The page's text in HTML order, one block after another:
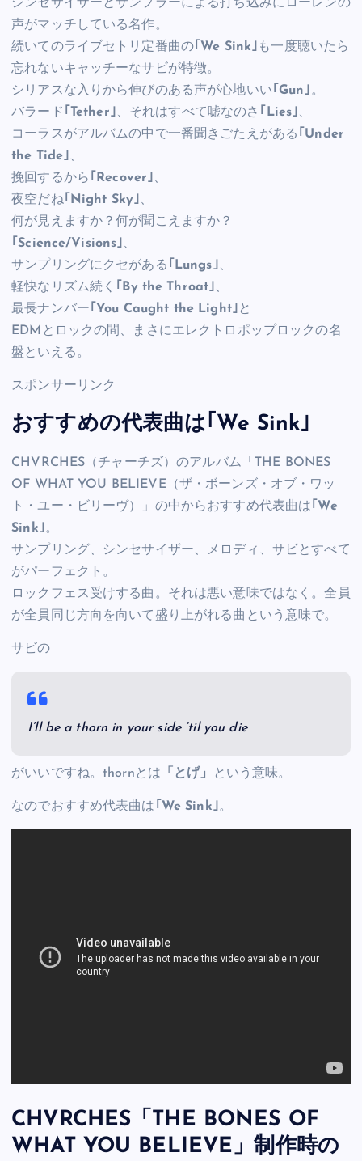
シンセサイザーとサンプラーによる打ち込みにローレンの
声がマッチしている名作。
続いてのライブセトリ定番曲の｢We Sink｣ も一度聴いたら
忘れないキャッチーなサビが特徴。
シリアスな入りから伸びのある声が心地いい｢Gun｣ 。
バラード ｢Tether｣ 、それはすべて嘘なのさ ｢Lies｣ 、
コーラスがアルバムの中で一番聞きごたえがある ｢Under
the Tide｣ 、
挽回するから ｢Recover｣ 、
夜空だね｢Night Sky｣ 、
何が見えますか？何が聞こえますか？
｢Science/Visions｣ 、
サンプリングにクセがある ｢Lungs｣ 、
軽快なリズム続く ｢By the Throat｣ 、
最長ナンバー｢You Caught the Light｣ と
EDMとロックの間、まさにエレクトロポップロックの名
盤といえる。
スポンサーリンク
おすすめの代表曲は｢We Sink｣
CHVRCHES（チャーチズ）のアルバム「THE BONES
OF WHAT YOU BELIEVE（ザ・ボーンズ・オブ・ワッ
ト・ユー・ビリーヴ）」の中からおすすめ代表曲は｢We
Sink｣ 。
サンプリング、シンセサイザー、メロディ、サビとすべて
がパーフェクト。
ロックフェス受けする曲。それは悪い意味ではなく。全員
が全員同じ方向を向いて盛り上がれる曲という意味で。
サビの
I’ll be a thorn in your side ‘til you die
がいいですね。thornとは 「とげ」 という意味。
なのでおすすめ代表曲は ｢We Sink｣ 。
CHVRCHES「THE BONES OF
WHAT YOU BELIEVE」制作時の